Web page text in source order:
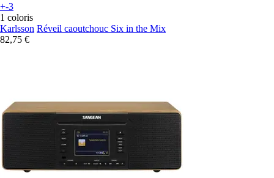
+-3
1 coloris
Karlsson Réveil caoutchouc Six in the Mix
82,75 €